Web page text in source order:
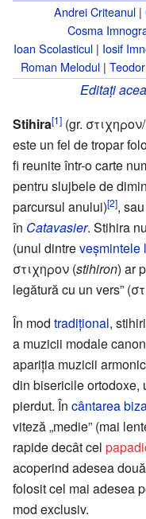
Andrei Criteanul|
Cosma
Ioan Scolasticul | Iosif
Roman Melodul|
Editați
Stihira[1] (gr.
este un fel de tropar
fi reunite într-o carte
pentru slujbele de
parcursul anului)[2],
în Catavasier. Stihira
(unul dintreveșmintele
στιχηρον (stihiron) ar
legătură cu un vers”
În mod tradițional,
a muzicii modale
apariția muzicii
din bisericile ortodoxe,
pierdut. În cântarea
viteză „medie” (mai
rapide decât cel
acoperind adesea
folosit cel mai adesea
mod exclusiv.